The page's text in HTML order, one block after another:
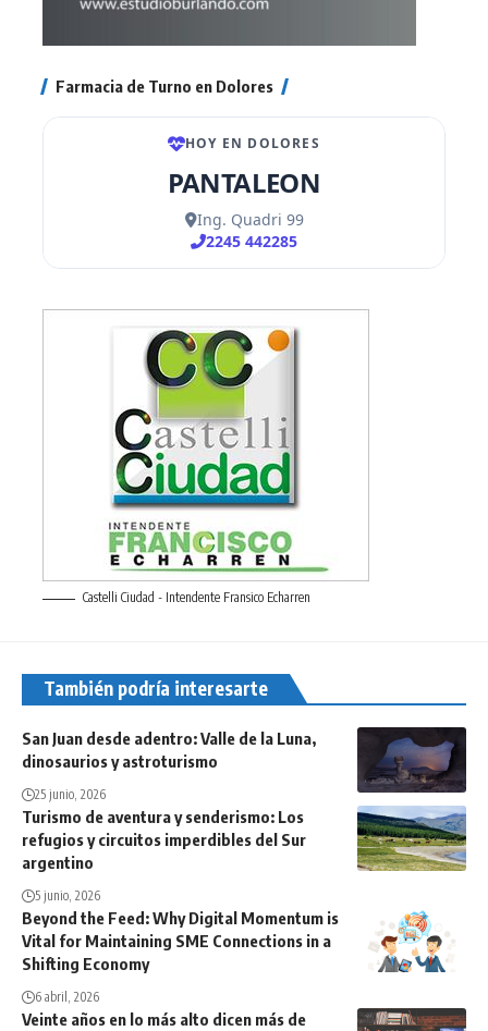
Farmacia de Turno en Dolores
Castelli Ciudad - Intendente Fransico Echarren
También podría interesarte
San Juan desde adentro: Valle de la Luna,
dinosaurios y astroturismo
25 junio, 2026
Turismo de aventura y senderismo: Los
refugios y circuitos imperdibles del Sur
argentino
5 junio, 2026
Beyond the Feed: Why Digital Momentum is
Vital for Maintaining SME Connections in a
Shifting Economy
6 abril, 2026
Veinte años en lo más alto dicen más de